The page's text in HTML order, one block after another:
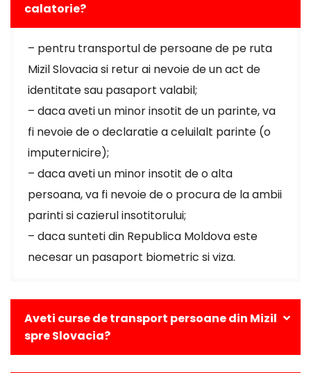
calatorie?
– pentru transportul de persoane de pe ruta
Mizil Slovacia si retur ai nevoie de un act de
identitate sau pasaport valabil;
– daca aveti un minor insotit de un parinte, va
fi nevoie de o declaratie a celuilalt parinte (o
imputernicire);
– daca aveti un minor insotit de o alta
persoana, va fi nevoie de o procura de la ambii
parinti si cazierul insotitorului;
– daca sunteti din Republica Moldova este
necesar un pasaport biometric si viza.
Aveti curse de transport persoane din Mizil
spre Slovacia?